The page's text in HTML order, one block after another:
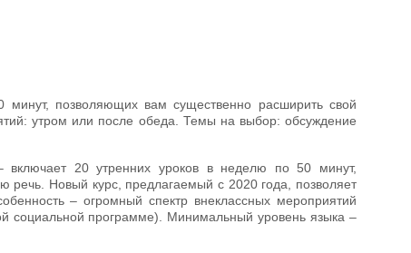
позволяющих вам существенно расширить свой
утром или после обеда. Темы на выбор: обсуждение
20 утренних уроков в неделю по 50 минут,
речь. Новый курс, предлагаемый с 2020 года, позволяет
– огромный спектр внеклассных мероприятий
социальной программе). Минимальный уровень языка –